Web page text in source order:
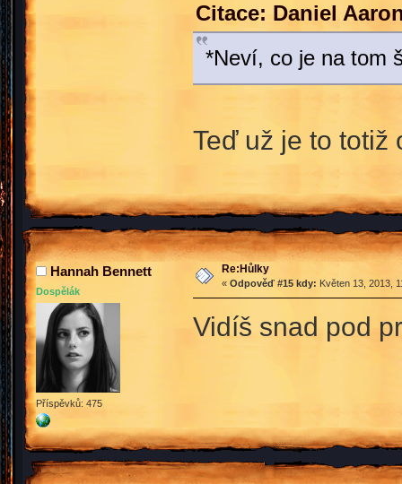
Citace: Daniel
*Neví, co je na tom
Teď už je to
Hannah Bennett
Dospělák
Příspěvků: 475
Re:Hůlky
« Odpověď #15 kdy: Květen 13, 2013,
Vidíš snad pod